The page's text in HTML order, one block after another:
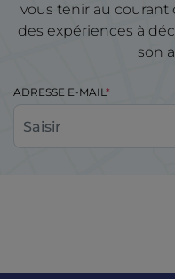
vous tenir au courant
des expériences à
son
ADRESSE E-MAIL